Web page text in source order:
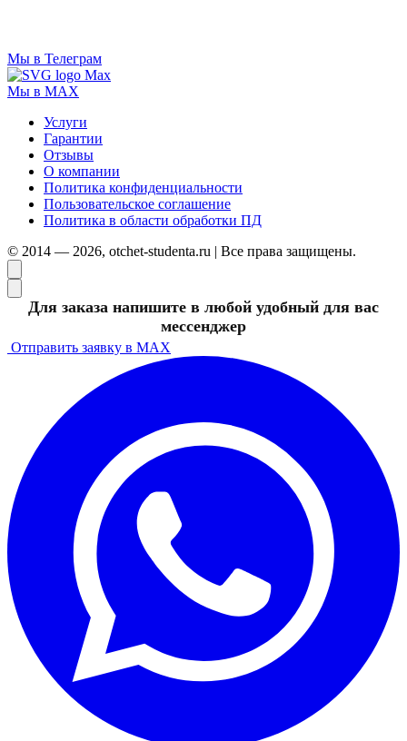
Мы в Телеграм
Мы в MAX
Услуги
Гарантии
Отзывы
О компании
Политика конфиденциальности
Пользовательское соглашение
Политика в области обработки ПД
© 2014 — 2026, otchet-studenta.ru | Все права защищены.
Для заказа напишите в любой удобный для вас
мессенджер
Отправить заявку в MAX